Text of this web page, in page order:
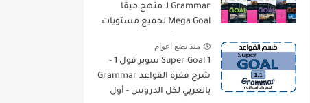
Grammar لـ منهج ميقا
Mega Goal لجميع مستويات
منذ بضع اعوام
Super Goal 1 سوبر قول 1 -
شرح فقرة القواعد Grammar
بالعربي لكل الدروس - أول